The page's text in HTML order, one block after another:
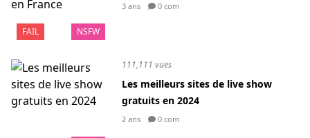
FAIL NSFW
3 ans 0 com
111,111 vues
Les meilleurs sites de live show
gratuits en 2024
2 ans 0 com